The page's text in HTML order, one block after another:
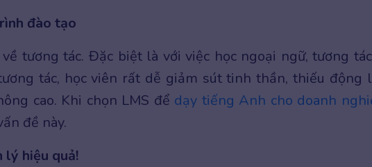
đào tạo
tương tác. Đặc biệt là với việc học ngoại ngữ, tương
tác, học viên rất dễ giảm sút tinh thần, thiếu động
cao. Khi chọn LMS để dạy tiếng Anh cho doanh
đề này.
lý hiệu quả!